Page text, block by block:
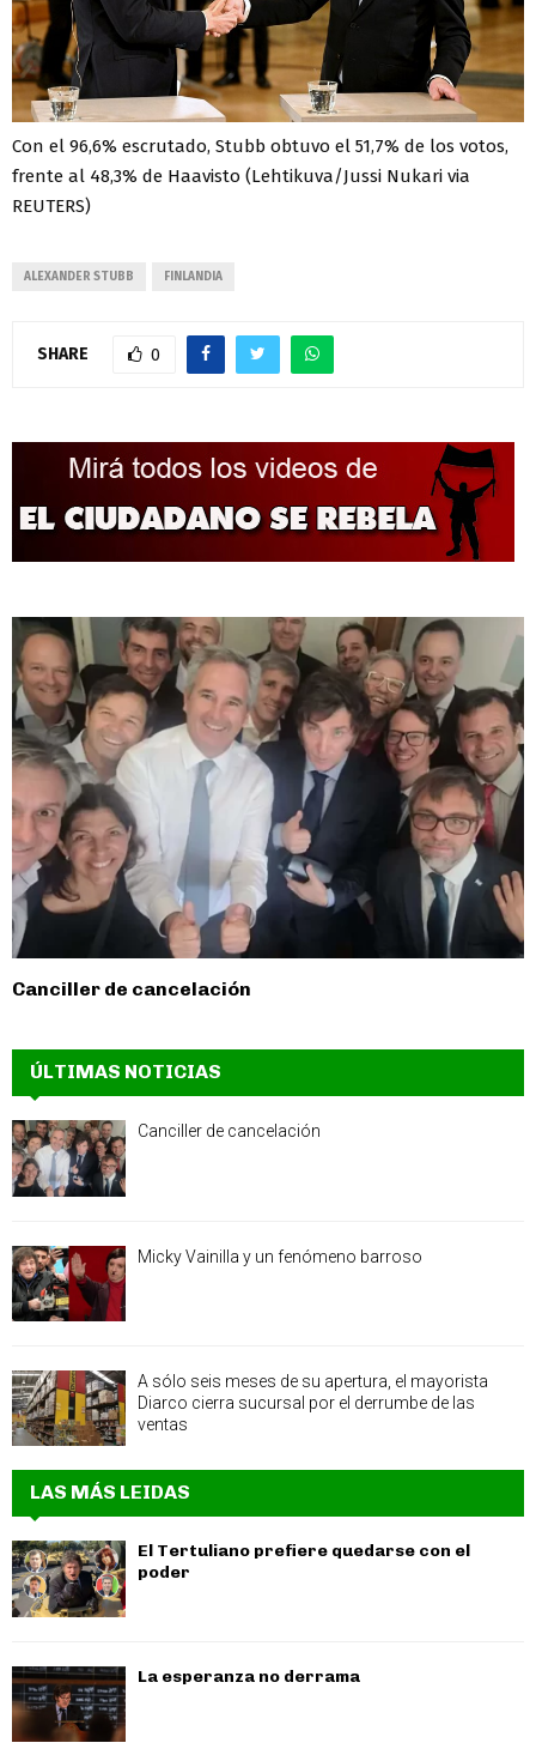
Con el 96,6% escrutado, Stubb obtuvo el 51,7% de los votos,
frente al 48,3% de Haavisto (Lehtikuva/Jussi Nukari via
REUTERS)
ALEXANDER STUBB FINLANDIA
SHARE 0
Canciller de cancelación
ÚLTIMAS NOTICIAS
Canciller de cancelación
Micky Vainilla y un fenómeno barroso
A sólo seis meses de su apertura, el mayorista
Diarco cierra sucursal por el derrumbe de las
ventas
LAS MÁS LEIDAS
El Tertuliano prefiere quedarse con el
poder
La esperanza no derrama